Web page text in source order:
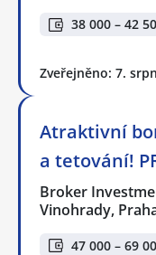
38 000 – 42
Zveřejněno: 7.
Atraktivní
a tetování!
Broker
Vinohrady,
47 000 – 69